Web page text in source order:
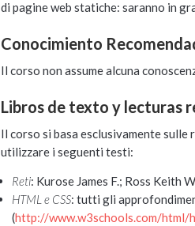
di pagine web statiche: saranno in
Conocimiento
Il corso non assume alcuna
Libros de texto y lecturas
Il corso si basa esclusivamente
utilizzare i seguenti testi:
Reti: Kurose James F.; Ross Keith
HTML e CSS: tutti gli
(http://www.w3schools.com/html/